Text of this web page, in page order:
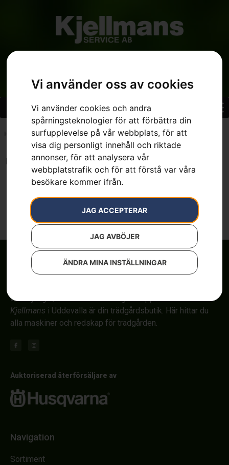
Vi använder oss av cookies
Vi använder cookies och andra
spårningsteknologier för att förbättra din
surfupplevelse på vår webbplats, för att
visa dig personligt innehåll och riktade
annonser, för att analysera vår
webbplatstrafik och för att förstå var våra
besökare kommer ifrån.
JAG ACCEPTERAR
JAG AVBÖJER
ÄNDRA MINA INSTÄLLNINGAR
Hem 7391736209991
Inga resultat.
Om röjsågar, automower och åkgräsklippare i Uddevalla.
Kjellmans i Uddevalla är din trädgårdsbutik. Här hittar du
alla maskiner och redskap för trädgården.
Auktoriserad återförsäljare av
Navigation
Sortiment